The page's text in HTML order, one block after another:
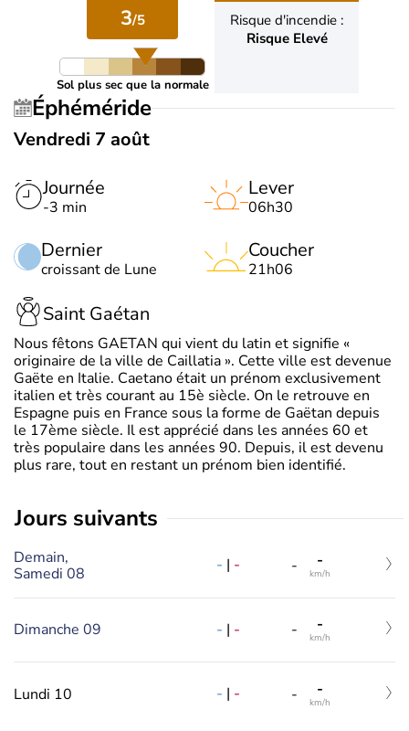
3/5
Sol plus sec que la normale
Risque d'incendie :
Risque Elevé
Éphéméride
Vendredi 7 août
Journée
-3 min
Dernier
croissant de Lune
Lever
06h30
Coucher
21h06
Saint Gaétan
Nous fêtons GAETAN qui vient du latin et signifie «
originaire de la ville de Caillatia ». Cette ville est devenue
Gaëte en Italie. Caetano était un prénom exclusivement
italien et très courant au 15è siècle. On le retrouve en
Espagne puis en France sous la forme de Gaëtan depuis
le 17ème siècle. Il est apprécié dans les années 60 et
très populaire dans les années 90. Depuis, il est devenu
plus rare, tout en restant un prénom bien identifié.
jours suivants
Demain,
Samedi 08
- | - - -
km/h
Dimanche 09 - | - - -
km/h
Lundi 10 - | - - -
km/h